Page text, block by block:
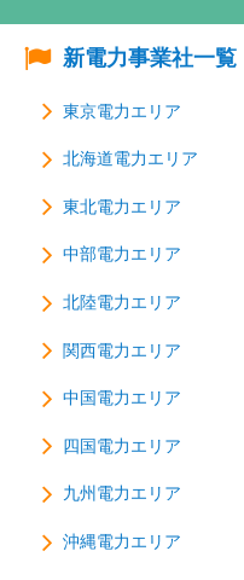
新電力事業社一覧
東京電力エリア
北海道電力エリア
東北電力エリア
中部電力エリア
北陸電力エリア
関西電力エリア
中国電力エリア
四国電力エリア
九州電力エリア
沖縄電力エリア